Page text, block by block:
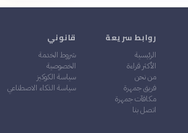
روابط سريعة
الرئيسية
الأكثر قراءة
من نحن
فريق جمهرة
مكافآت جمهرة
اتصل بنا
قانوني
شروط الخدمة
الخصوصية
سياسة الكوكيز
سياسة الذكاء الاصطناعي